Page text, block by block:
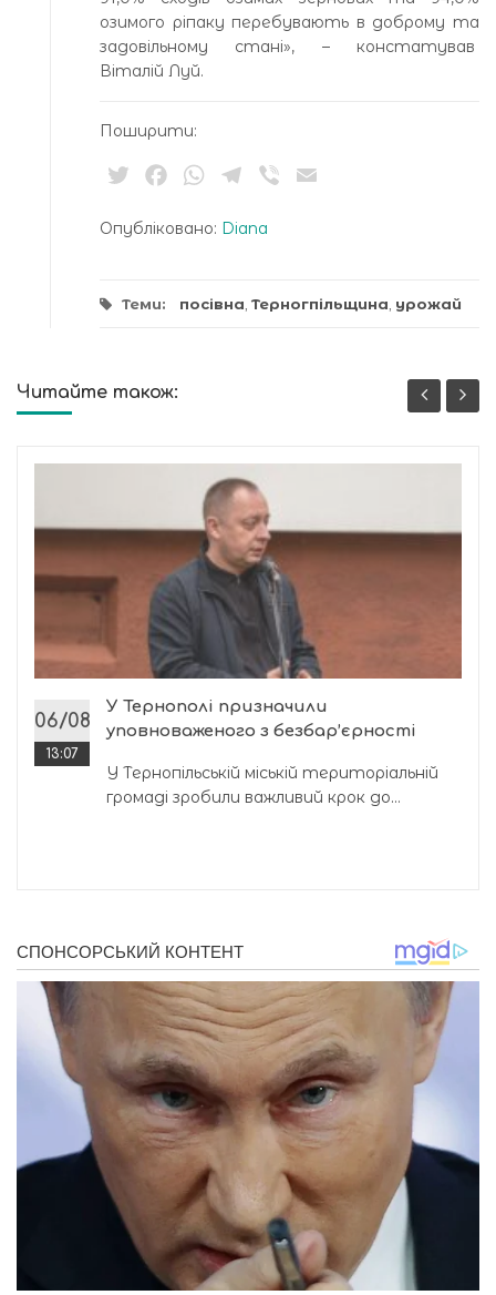
озимого ріпаку перебувають в доброму та
задовільному стані», – констатував
Віталій Луй.
Поширити:
TwitterFacebookWhatsApp
Telegram
Viber
Опубліковано: Diana
Теми: посівна Терногпільщина урожай
Читайте також:
06/08
13:07
У Тернополі призначили
уповноваженого з безбар’єрності
У Тернопільській міській територіальній
громаді зробили важливий крок до...